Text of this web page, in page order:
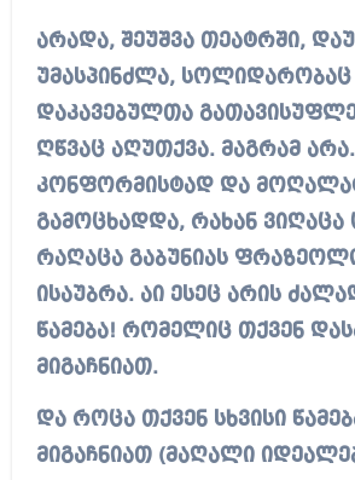
არადა, შეუშვა თეატრში,
უმასპინძლა, სოლიდარობაც
დაკავებულთა
ღწვაც აღუთქვა. მაგრამ არა.
კონფორმისტად და
გამოცხადდა, რახან
რაღაცა გაბუნიას
ისაუბრა. აი ესეც არის
წამება! რომელიც თქვენ
მიგაჩნიათ.
და როცა თქვენ სხვისი
მიგაჩნიათ (მაღალი